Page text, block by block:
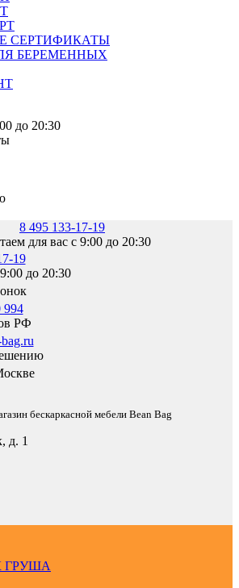
СЕРТИФИКАТЫ
БЕРЕМЕННЫХ
до 20:30
8 495 133-17-19
для вас с 9:00 до 20:30
19
до 20:30
994
РФ
бескаркасной мебели Bean Bag
д. 1
ГРУША